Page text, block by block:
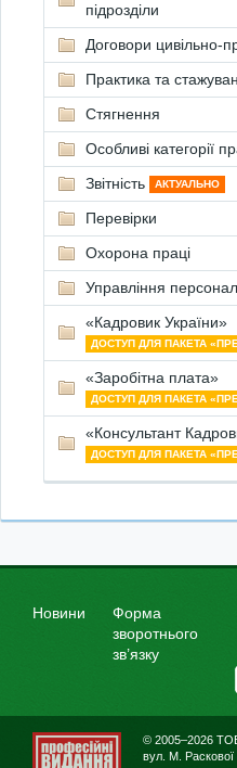
підрозділи
Договори цивільно-
Практика та
Стягнення
Особливі категорії
Звітність
АКТУАЛЬНО
Перевірки
Охорона праці
Управління
«Кадровик України»
ДОСТУП ДЛЯ ПАКЕТА
«Заробітна плата»
ДОСТУП ДЛЯ ПАКЕТА
«Консультант
ДОСТУП ДЛЯ ПАКЕТА
Новини
Форма
зворотнього
зв’язку
© 2005–2026
вул. М.